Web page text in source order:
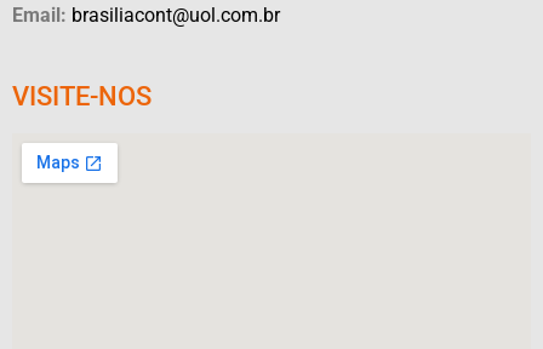
Email: brasiliacont@uol.com.br
VISITE-NOS